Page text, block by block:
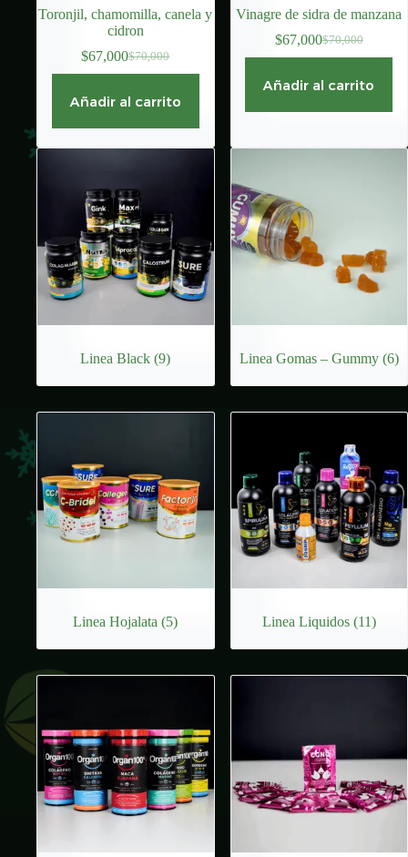
Toronjil, chamomilla, canela y
cidron
$70,000
El
original
$70,000.
$67,000El
actual
$67,000.
Añadir al carrito
Vinagre de sidra de manzana
$70,000
El
original
$70,000.
$67,000El
actual
$67,000.
Añadir al carrito
Linea Black(9) Linea Gomas – Gummy (6)
Linea Hojalata(5) Linea Liquidos (11)